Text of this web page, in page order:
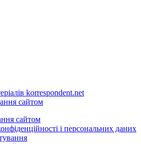
korrespondent.net
сайтом
сайтом
і персональних даних